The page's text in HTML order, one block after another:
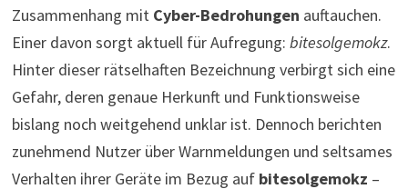
Zusammenhang mit Cyber-Bedrohungen auftauchen.
Einer davon sorgt aktuell für Aufregung: bitesolgemokz.
Hinter dieser rätselhaften Bezeichnung verbirgt sich eine
Gefahr, deren genaue Herkunft und Funktionsweise
bislang noch weitgehend unklar ist. Dennoch berichten
zunehmend Nutzer über Warnmeldungen und seltsames
Verhalten ihrer Geräte im Bezug auf bitesolgemokz –